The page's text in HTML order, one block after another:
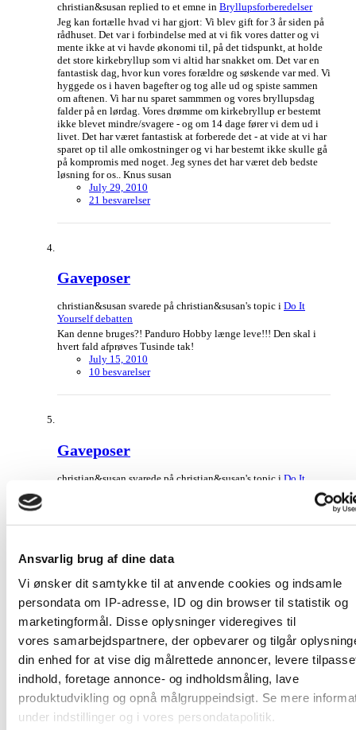
Ansvarlig brug af dine data
Vi ønsker dit samtykke til at anvende cookies og indsamle
persondata om IP-adresse, ID og din browser til statistik og
marketingformål. Disse oplysninger videregives til
vores samarbejdspartnere, der opbevarer og tilgår
din enhed for at vise dig målrettede annoncer, levere
indhold, foretage annonce- og indholdsmåling, lave
produktudvikling og opnå målgruppeindsigt. Se mere
under indstillinger og i vores persondatapolitik.
christian&susan replied to et emne in Bryllupsforberedelser
Jeg kan fortælle hvad vi har gjort: Vi blev gift for 3 år siden på
rådhuset. Det var i forbindelse med at vi fik vores datter og vi
mente ikke at vi havde økonomi til, på det tidspunkt, at holde
det store kirkebryllup som vi altid har snakket om. Det var en
fantastisk dag, hvor kun vores forældre og søskende var med. Vi
hyggede os i haven bagefter og tog alle ud og spiste sammen
om aftenen. Vi har nu sparet sammmen og vores bryllupsdag
falder på en lørdag. Vores drømme om kirkebryllup er bestemt
ikke blevet mindre/svagere - og om 14 dage fører vi dem ud i
livet. Det har været fantastisk at forberede det - at vide at vi har
sparet op til alle omkostninger og vi har bestemt ikke skulle gå
på kompromis med noget. Jeg synes det har været deb bedste
løsning for os.. Knus susan
July 29, 2010
21 besvarelser
Gaveposer
christian&susan svarede på christian&susan's topic i Do It
Yourself debatten
Kan denne bruges?! Panduro Hobby længe leve!!! Den skal i
hvert fald afprøves Tusinde tak!
July 15, 2010
10 besvarelser
Gaveposer
christian&susan svarede på christian&susan's topic i Do It
Eller er der bare nogen der har et link eller en idé til, hvor jeg
Efterlyser billede af bryllupskage
christian&susan posted et emne in
Bryllupsforberedelser
Jeg har på et tidspunkt herinde, set et billede af en fin
bryllupskage - men kan nu ikke finde billedet igen.. Topfiguren
er en creme-farvet krone.. KH Susan
July 12, 2010
1 besvarelse